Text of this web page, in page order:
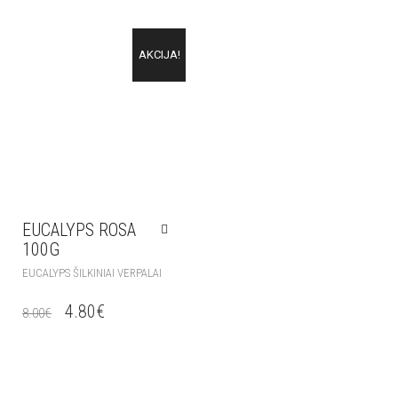
AKCIJA!
EUCALYPS ROSA
100G
EUCALYPS ŠILKINIAI VERPALAI
8.00€ 4.80€